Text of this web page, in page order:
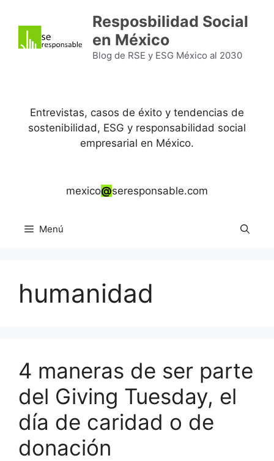
contenido
Resposbilidad Social
en México
Blog de RSE y ESG México al 2030
Entrevistas, casos de éxito y tendencias de
sostenibilidad, ESG y responsabilidad social
empresarial en México.
mexico@seresponsable.com
Menú
humanidad
4 maneras de ser parte
del Giving Tuesday, el
día de caridad o de
donación